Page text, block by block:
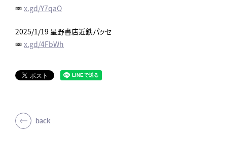
🎫 x.gd/Y7qaO
2025/1/19 星野書店近鉄パッセ
🎫 x.gd/4FbWh
back